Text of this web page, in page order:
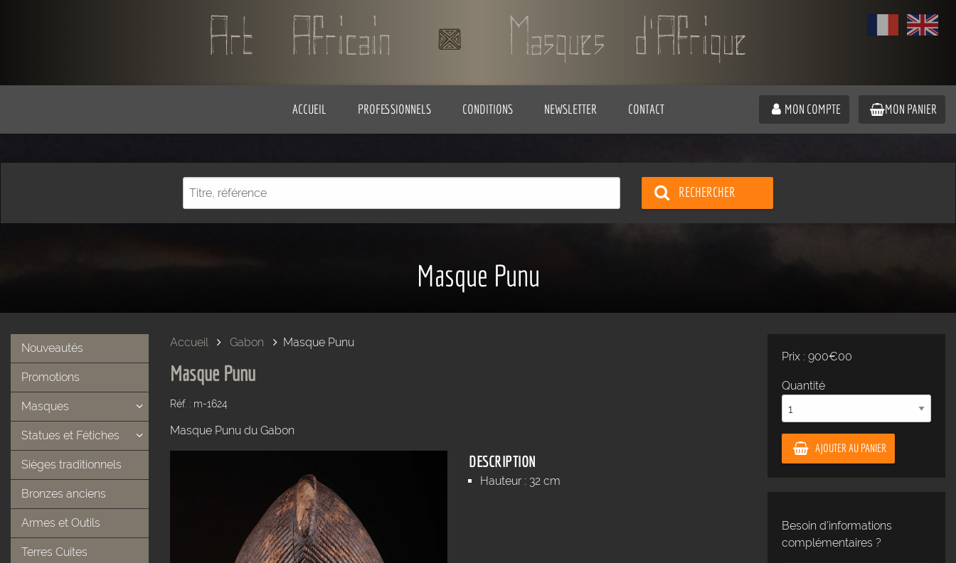
ACCUEIL PROFESSIONNELS CONDITIONS NEWSLETTER CONTACT MON COMPTE MON PANIER
RECHERCHER
Masque Punu
Nouveautés
Promotions
Masques
Statues et Fétiches
Sièges traditionnels
Bronzes anciens
Armes et Outils
Terres Cuites
Accueil Gabon Masque Punu
Masque Punu
Réf. : m-1624
Masque Punu du Gabon
DESCRIPTION
Hauteur : 32 cm
Prix : 900€00
Quantité
AJOUTER AU PANIER
Besoin d'informations
complémentaires ?